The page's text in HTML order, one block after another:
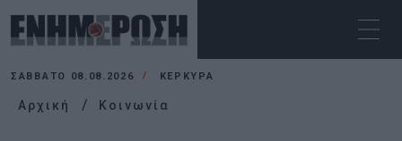
ΣΆΒΒΑΤΟ 08.08.2026 ΚΕΡΚΥΡΑ
Αρχική Κοινωνία